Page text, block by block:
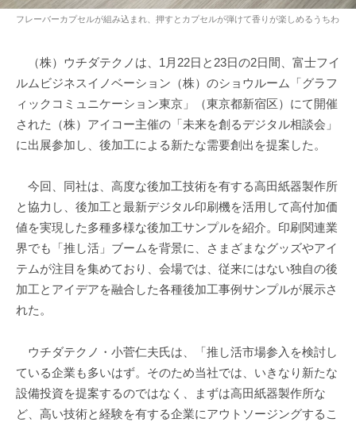
フレーバーカプセルが組み込まれ、押すとカプセルが弾けて香りが楽しめるうちわ
（株）ウチダテクノは、1月22日と23日の2日間、富士フイ
ルムビジネスイノベーション（株）のショウルーム「グラフ
ィックコミュニケーション東京」（東京都新宿区）にて開催
された（株）アイコー主催の「未来を創るデジタル相談会」
に出展参加し、後加工による新たな需要創出を提案した。
今回、同社は、高度な後加工技術を有する高田紙器製作所
と協力し、後加工と最新デジタル印刷機を活用して高付加価
値を実現した多種多様な後加工サンプルを紹介。印刷関連業
界でも「推し活」ブームを背景に、さまざまなグッズやアイ
テムが注目を集めており、会場では、従来にはない独自の後
加工とアイデアを融合した各種後加工事例サンプルが展示さ
れた。
ウチダテクノ・小菅仁夫氏は、「推し活市場参入を検討し
ている企業も多いはず。そのため当社では、いきなり新たな
設備投資を提案するのではなく、まずは高田紙器製作所な
ど、高い技術と経験を有する企業にアウトソージングするこ